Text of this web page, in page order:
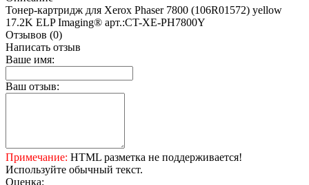
Тонер-картридж для Xerox Phaser 7800 (106R01572) yellow
17.2K ELP Imaging® арт.:CT-XE-PH7800Y
Отзывов (0)
Написать отзыв
Ваше имя:
Ваш отзыв:
Примечание: HTML разметка не поддерживается!
Используйте обычный текст.
Оценка: